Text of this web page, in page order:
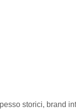
storici, brand